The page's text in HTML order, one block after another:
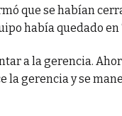
que se habían
había quedado en
a la gerencia.
la gerencia y se